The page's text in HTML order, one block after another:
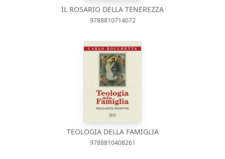
IL ROSARIO DELLA TENEREZZA
9788810714072
TEOLOGIA DELLA FAMIGLIA
9788810408261